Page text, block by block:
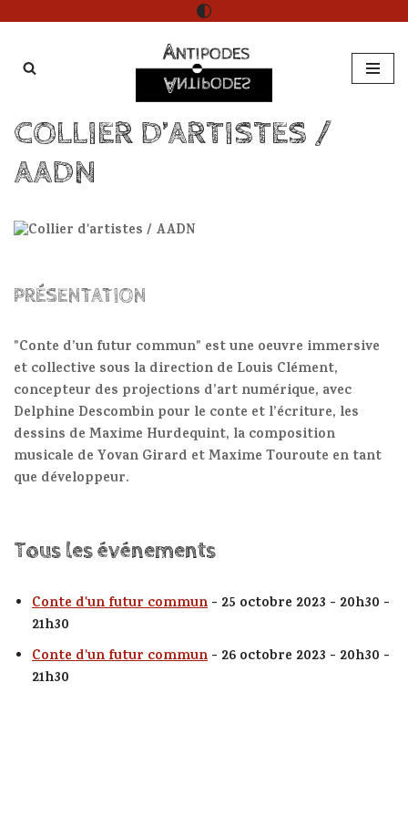
au
COLLIER D’ARTISTES /
AADN
PRÉSENTATION
"Conte d’un futur commun" est une oeuvre immersive
et collective sous la direction de Louis Clément,
concepteur des projections d’art numérique, avec
Delphine Descombin pour le conte et l’écriture, les
dessins de Maxime Hurdequint, la composition
musicale de Yovan Girard et Maxime Touroute en tant
que développeur.
Tous les événements
Conte d'un futur commun - 25 octobre 2023 - 20h30 -
21h30
Conte d'un futur commun - 26 octobre 2023 - 20h30 -
21h30